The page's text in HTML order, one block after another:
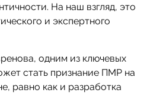
На наш взгляд, это
и экспертного
одним из ключевых
стать признание ПМР на
равно как и разработка